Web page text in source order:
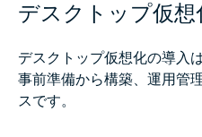
デスクトップ仮想
デスクトップ仮想化の導入
事前準備から構築、運用管
スです。